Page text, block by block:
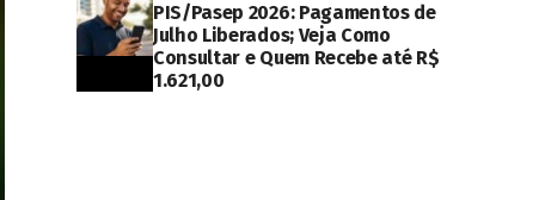
PIS/Pasep 2026: Pagamentos de
Julho Liberados; Veja Como
Consultar e Quem Recebe até R$
1.621,00